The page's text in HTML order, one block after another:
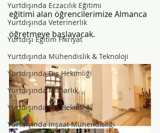
Yurtdışında Eczacılık Eğitimi
Yurtdışında Veterinerlik
Yurtdışı Eğitim Fikriyat
Yurtdışında Mühendislik & Teknoloji
Yurtdışında Diş Hekimliği
Yurtdışında Mimarlık
Yurtdışında Diş Hekimliği
Yurtdışında İnşaat Mühendisliği
eğitimi alan öğrencilerimize Almanca
öğretmeye başlayacak.